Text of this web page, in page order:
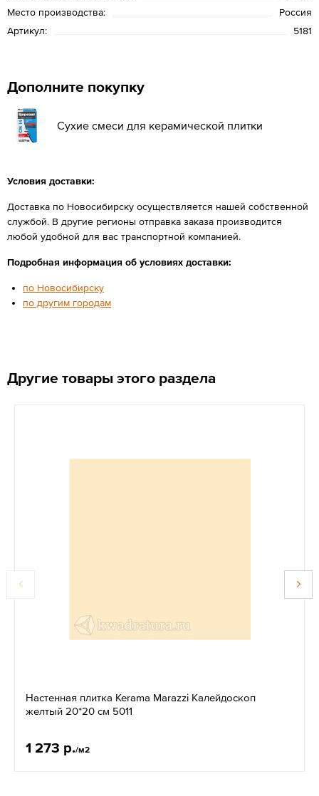
Место производства:
Россия
Артикул:
5181
Дополните покупку
Сухие смеси для керамической плитки
Условия доставки:
Доставка по Новосибирску осуществляется нашей собственной
службой. В другие регионы отправка заказа производится
любой удобной для вас транспортной компанией.
Подробная информация об условиях доставки:
по Новосибирску
по другим городам
Другие товары этого раздела
Настенная плитка Kerama Marazzi Калейдоскоп
желтый 20*20 см 5011
1 273 р./м2